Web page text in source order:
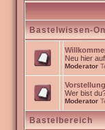
Bastelwissen-
Neu hier
Moderator
Vorstellung
Wer bist
Moderator
Bastelbereich